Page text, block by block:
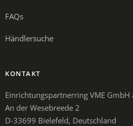
FAQs
Händlersuche
KONTAKT
Einrichtungspartnerring VME GmbH
An der Wesebreede 2
D-33699 Bielefeld, Deutschland